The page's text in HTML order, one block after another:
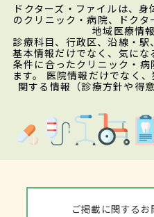
ドクターズ・ファイルは、
のクリニック・病院、ドク
地域医療情
診療科目、行政区、沿線・
基本情報だけでなく、気に
条件に合ったクリニック・
ます。 医院情報だけでなく
関する情報（診療方針や得
ご掲載に関する